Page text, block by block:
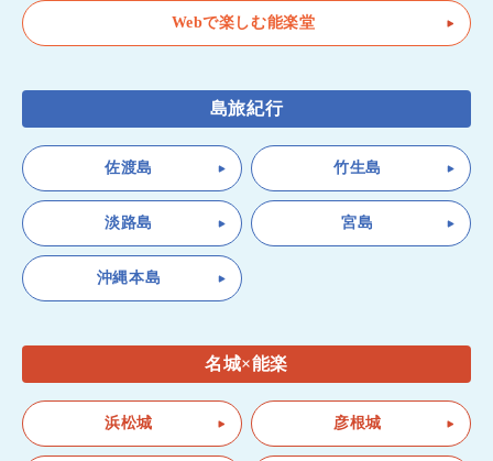
Webで楽しむ能楽堂
島旅紀行
佐渡島 竹生島
淡路島 宮島
沖縄本島
名城×能楽
浜松城 彦根城